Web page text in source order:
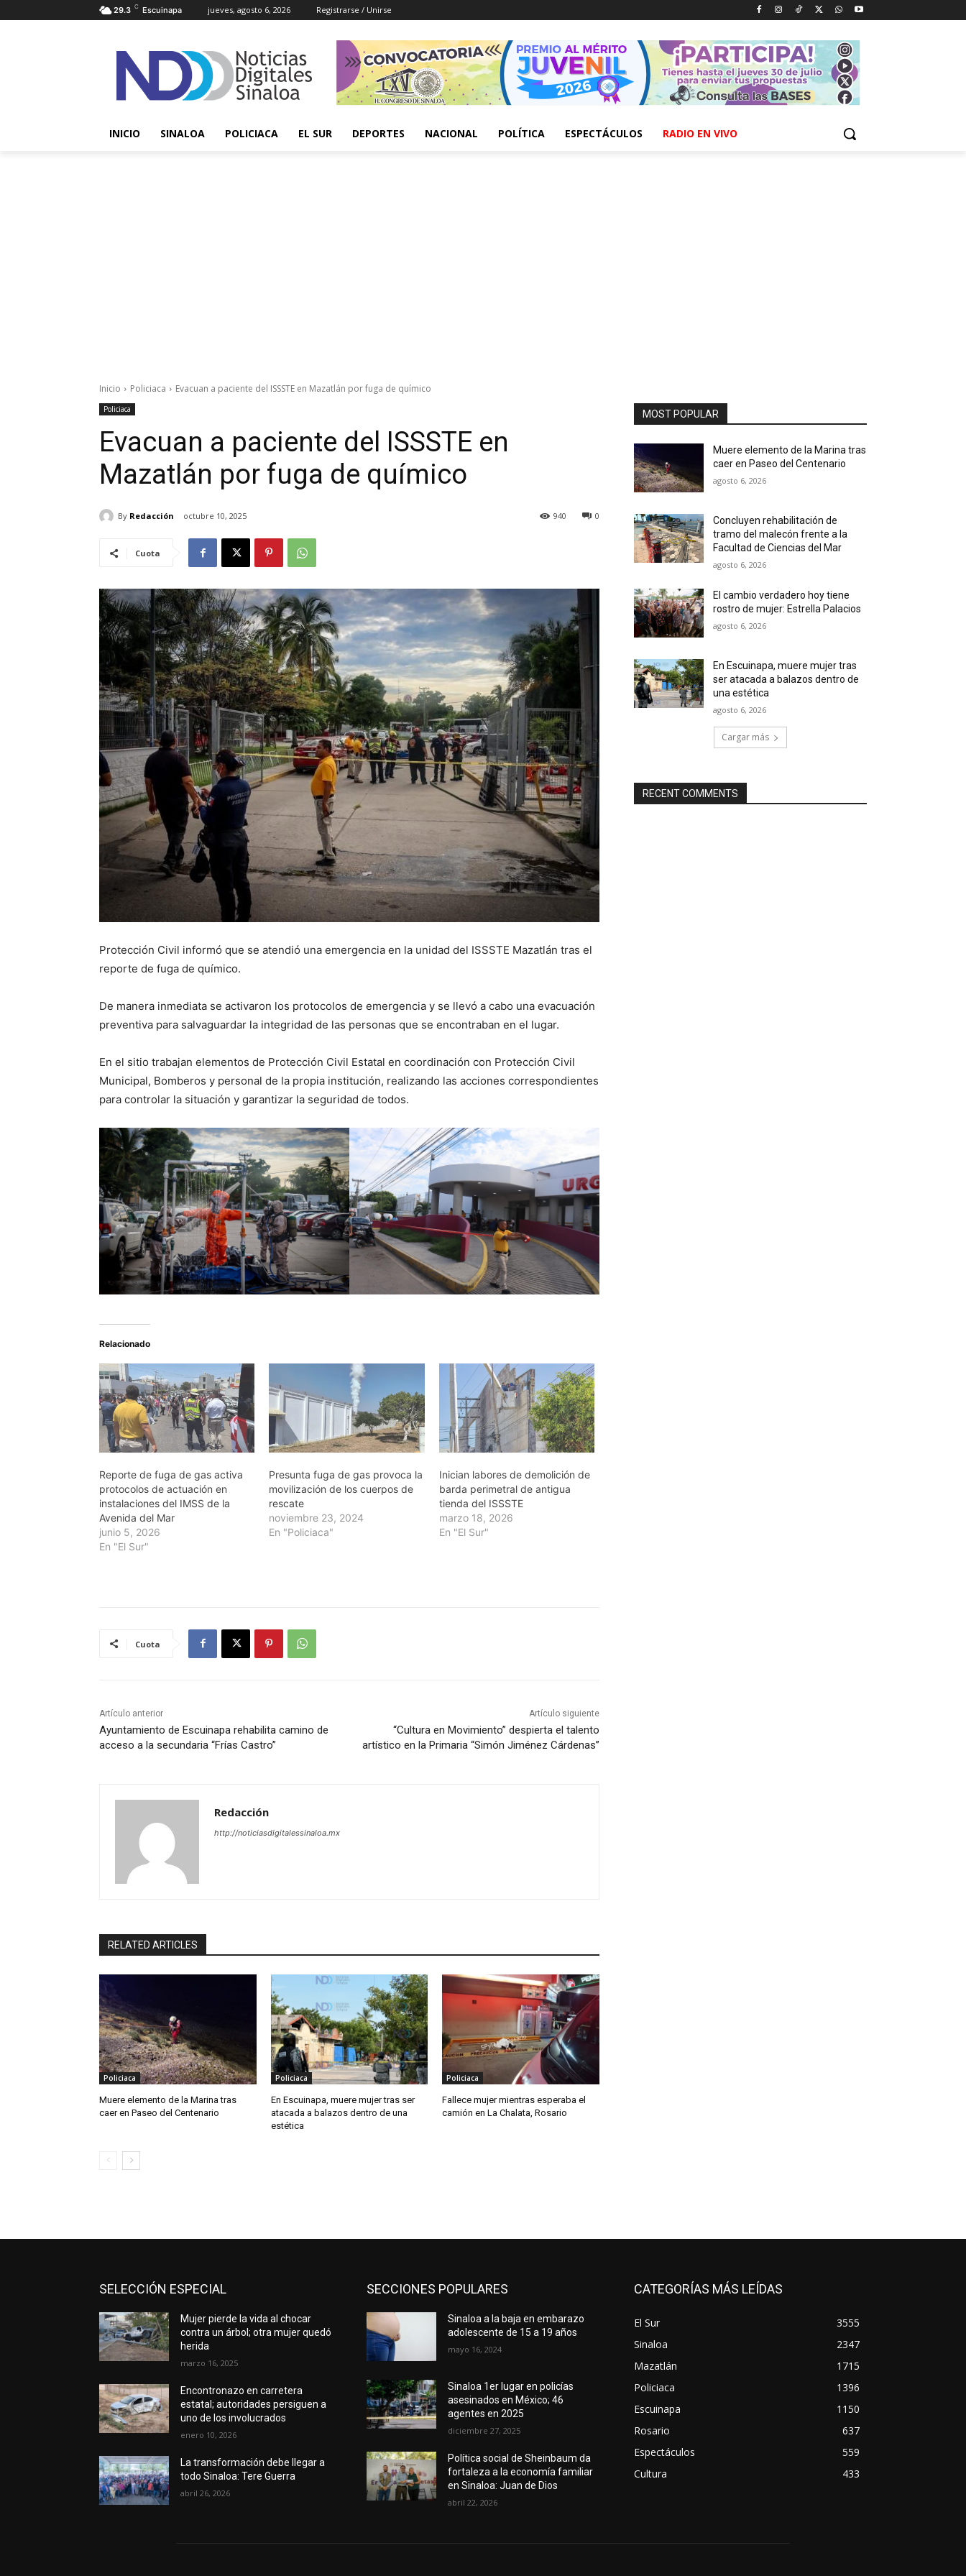
29.3 C Escuinapa jueves, agosto 6, 2026 Registrarse / Unirse
INICIO SINALOA POLICIACA EL SUR DEPORTES NACIONAL POLÍTICA ESPECTÁCULOS RADIO EN VIVO
Inicio Policiaca Evacuan a paciente del ISSSTE en Mazatlán por fuga de químico
Policiaca
Evacuan a paciente del ISSSTE en
Mazatlán por fuga de químico
By Redacción octubre 10, 2025 0
940
Cuota
Protección Civil informó que se atendió una emergencia en la unidad del ISSSTE Mazatlán tras el
reporte de fuga de químico.
De manera inmediata se activaron los protocolos de emergencia y se llevó a cabo una evacuación
preventiva para salvaguardar la integridad de las personas que se encontraban en el lugar.
En el sitio trabajan elementos de Protección Civil Estatal en coordinación con Protección Civil
Municipal, Bomberos y personal de la propia institución, realizando las acciones correspondientes
para controlar la situación y garantizar la seguridad de todos.
Relacionado
Reporte de fuga de gas activa
protocolos de actuación en
instalaciones del IMSS de la
Avenida del Mar
junio 5, 2026
En "El Sur"
Presunta fuga de gas provoca la
movilización de los cuerpos de
rescate
noviembre 23, 2024
En "Policiaca"
Inician labores de demolición de
barda perimetral de antigua
tienda del ISSSTE
marzo 18, 2026
En "El Sur"
Cuota
Artículo anterior
Ayuntamiento de Escuinapa rehabilita camino de
acceso a la secundaria “Frías Castro”
Artículo siguiente
“Cultura en Movimiento” despierta el talento
artístico en la Primaria “Simón Jiménez Cárdenas”
Redacción
http://noticiasdigitalessinaloa.mx
RELATED ARTICLES
Policiaca
Muere elemento de la Marina tras
caer en Paseo del Centenario
Policiaca
En Escuinapa, muere mujer tras ser
atacada a balazos dentro de una
estética
Policiaca
Fallece mujer mientras esperaba el
camión en La Chalata, Rosario
MOST POPULAR
Muere elemento de la Marina tras
caer en Paseo del Centenario
agosto 6, 2026
Concluyen rehabilitación de
tramo del malecón frente a la
Facultad de Ciencias del Mar
agosto 6, 2026
El cambio verdadero hoy tiene
rostro de mujer: Estrella Palacios
agosto 6, 2026
En Escuinapa, muere mujer tras
ser atacada a balazos dentro de
una estética
agosto 6, 2026
Cargar más
RECENT COMMENTS
SELECCIÓN ESPECIAL
Mujer pierde la vida al chocar
contra un árbol; otra mujer quedó
herida
marzo 16, 2025
Encontronazo en carretera
estatal; autoridades persiguen a
uno de los involucrados
enero 10, 2026
La transformación debe llegar a
todo Sinaloa: Tere Guerra
abril 26, 2026
SECCIONES POPULARES
Sinaloa a la baja en embarazo
adolescente de 15 a 19 años
mayo 16, 2024
Sinaloa 1er lugar en policías
asesinados en México; 46
agentes en 2025
diciembre 27, 2025
Política social de Sheinbaum da
fortaleza a la economía familiar
en Sinaloa: Juan de Dios
abril 22, 2026
CATEGORÍAS MÁS LEÍDAS
El Sur
3555
Sinaloa
2347
Mazatlán
1715
Policiaca
1396
Escuinapa
1150
Rosario
637
Espectáculos
559
Cultura
433